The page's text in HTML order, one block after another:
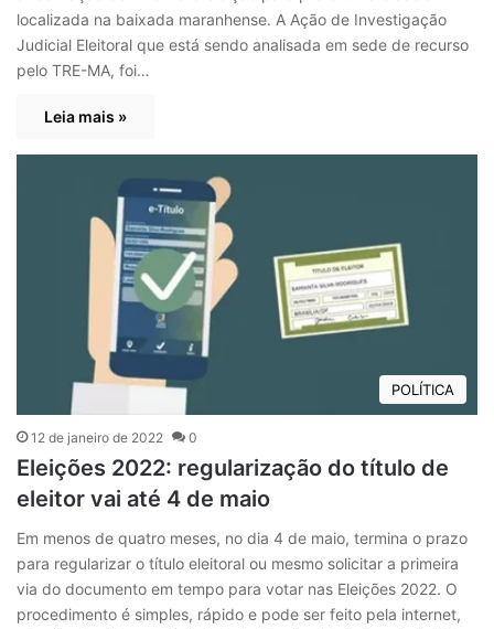
localizada na baixada maranhense. A Ação de Investigação
Judicial Eleitoral que está sendo analisada em sede de recurso
pelo TRE-MA, foi…
Leia mais »
POLÍTICA
12 de janeiro de 2022 0
Eleições 2022: regularização do título de
eleitor vai até 4 de maio
Em menos de quatro meses, no dia 4 de maio, termina o prazo
para regularizar o título eleitoral ou mesmo solicitar a primeira
via do documento em tempo para votar nas Eleições 2022. O
procedimento é simples, rápido e pode ser feito pela internet,